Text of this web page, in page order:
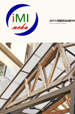
成功大學醫學資訊研究
Institute of Medical Informatics